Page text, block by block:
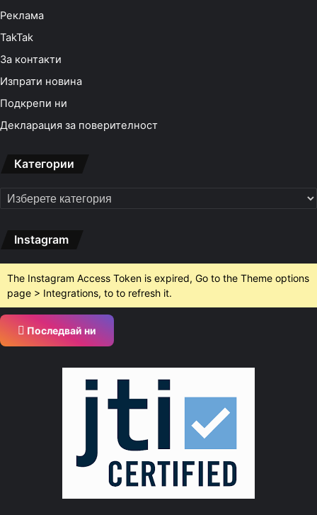
Реклама
TakTak
За контакти
Изпрати новина
Подкрепи ни
Декларация за поверителност
Категории
Категории
Instagram
The Instagram Access Token is expired, Go to the Theme options
page > Integrations, to to refresh it.
Последвай ни